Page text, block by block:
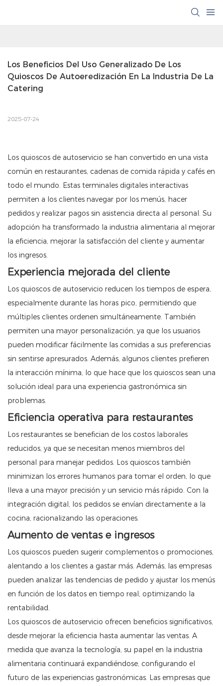
Los Beneficios Del Uso Generalizado De Los
Quioscos De Autoeredización En La Industria De La
Catering
2025-07-24
Los quioscos de autoservicio se han convertido en una vista
común en restaurantes, cadenas de comida rápida y cafés en
todo el mundo. Estas terminales digitales interactivas
permiten a los clientes navegar por los menús, hacer
pedidos y realizar pagos sin asistencia directa al personal. Su
adopción ha transformado la industria alimentaria al mejorar
la eficiencia, mejorar la satisfacción del cliente y aumentar
los ingresos.
Experiencia mejorada del cliente
Los quioscos de autoservicio reducen los tiempos de espera,
especialmente durante las horas pico, permitiendo que
múltiples clientes ordenen simultáneamente. También
permiten una mayor personalización, ya que los usuarios
pueden modificar fácilmente las comidas a sus preferencias
sin sentirse apresurados. Además, algunos clientes prefieren
la interacción mínima, lo que hace que los quioscos sean una
solución ideal para una experiencia gastronómica sin
problemas.
Eficiencia operativa para restaurantes
Los restaurantes se benefician de los costos laborales
reducidos, ya que se necesitan menos miembros del
personal para manejar pedidos. Los quioscos también
minimizan los errores humanos para tomar el orden, lo que
lleva a una mayor precisión y un servicio más rápido. Con la
integración digital, los pedidos se envían directamente a la
cocina, racionalizando las operaciones.
Aumento de ventas e ingresos
Los quioscos pueden sugerir complementos o promociones,
alentando a los clientes a gastar más. Además, las empresas
pueden analizar las tendencias de pedido y ajustar los menús
en función de los datos en tiempo real, optimizando la
rentabilidad.
Los quioscos de autoservicio ofrecen beneficios significativos,
desde mejorar la eficiencia hasta aumentar las ventas. A
medida que avanza la tecnología, su papel en la industria
alimentaria continuará expandiéndose, configurando el
futuro de las experiencias gastronómicas. Las empresas que